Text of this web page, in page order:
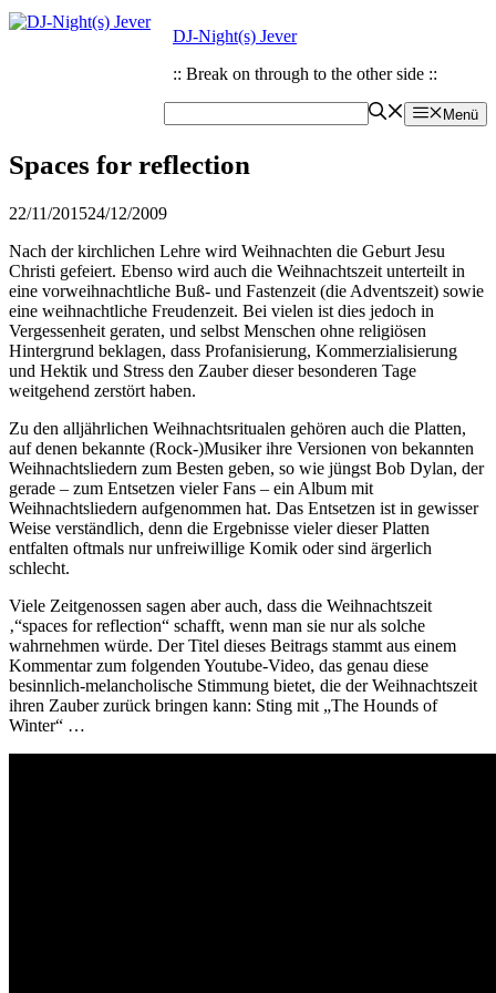
Zum
Zum
DJ-Night(s) Jever
:: Break on through to the other side ::
Menü
Spaces for reflection
22/11/201524/12/2009
Nach der kirchlichen Lehre wird Weihnachten die Geburt Jesu
Christi gefeiert. Ebenso wird auch die Weihnachtszeit unterteilt in
eine vorweihnachtliche Buß- und Fastenzeit (die Adventszeit) sowie
eine weihnachtliche Freudenzeit. Bei vielen ist dies jedoch in
Vergessenheit geraten, und selbst Menschen ohne religiösen
Hintergrund beklagen, dass Profanisierung, Kommerzialisierung
und Hektik und Stress den Zauber dieser besonderen Tage
weitgehend zerstört haben.
Zu den alljährlichen Weihnachtsritualen gehören auch die Platten,
auf denen bekannte (Rock-)Musiker ihre Versionen von bekannten
Weihnachtsliedern zum Besten geben, so wie jüngst Bob Dylan, der
gerade – zum Entsetzen vieler Fans – ein Album mit
Weihnachtsliedern aufgenommen hat. Das Entsetzen ist in gewisser
Weise verständlich, denn die Ergebnisse vieler dieser Platten
entfalten oftmals nur unfreiwillige Komik oder sind ärgerlich
schlecht.
Viele Zeitgenossen sagen aber auch, dass die Weihnachtszeit
‚“spaces for reflection“ schafft, wenn man sie nur als solche
wahrnehmen würde. Der Titel dieses Beitrags stammt aus einem
Kommentar zum folgenden Youtube-Video, das genau diese
besinnlich-melancholische Stimmung bietet, die der Weihnachtszeit
ihren Zauber zurück bringen kann: Sting mit „The Hounds of
Winter“ …